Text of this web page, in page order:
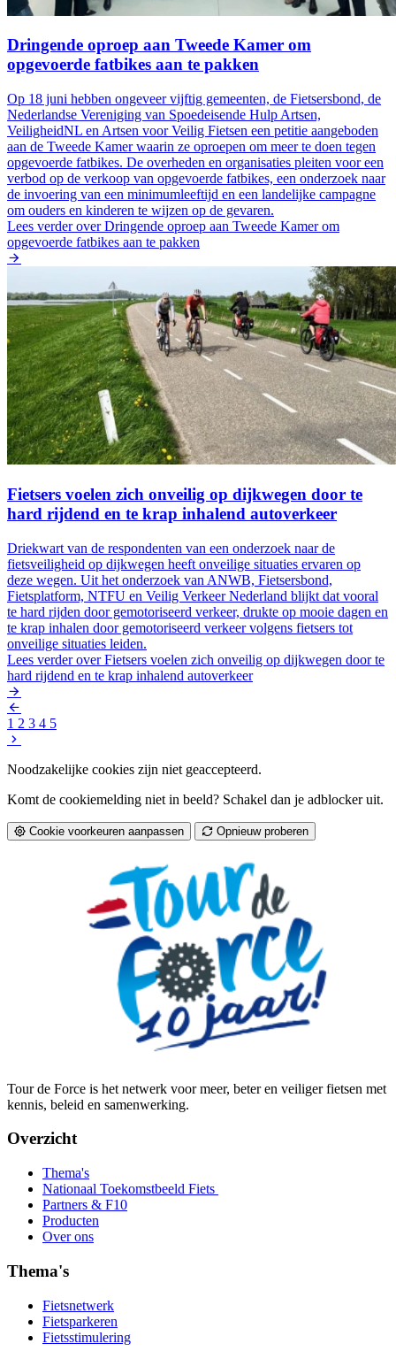
Dringende oproep aan Tweede Kamer om
opgevoerde fatbikes aan te pakken
Op 18 juni hebben ongeveer vijftig gemeenten, de Fietsersbond, de
Nederlandse Vereniging van Spoedeisende Hulp Artsen,
VeiligheidNL en Artsen voor Veilig Fietsen een petitie aangeboden
aan de Tweede Kamer waarin ze oproepen om meer te doen tegen
opgevoerde fatbikes. De overheden en organisaties pleiten voor een
verbod op de verkoop van opgevoerde fatbikes, een onderzoek naar
de invoering van een minimumleeftijd en een landelijke campagne
om ouders en kinderen te wijzen op de gevaren.
Lees verderover Dringende oproep aan Tweede Kamer om
opgevoerde fatbikes aan te pakken
Fietsers voelen zich onveilig op dijkwegen door te
hard rijdend en te krap inhalend autoverkeer
Driekwart van de respondenten van een onderzoek naar de
fietsveiligheid op dijkwegen heeft onveilige situaties ervaren op
deze wegen. Uit het onderzoek van ANWB, Fietsersbond,
Fietsplatform, NTFU en Veilig Verkeer Nederland blijkt dat vooral
te hard rijden door gemotoriseerd verkeer, drukte op mooie dagen en
te krap inhalen door gemotoriseerd verkeer volgens fietsers tot
onveilige situaties leiden.
Lees verderover Fietsers voelen zich onveilig op dijkwegen door te
hard rijdend en te krap inhalend autoverkeer
1 2 3 4 5
Noodzakelijke cookies zijn niet geaccepteerd.
Komt de cookiemelding niet in beeld? Schakel dan je adblocker uit.
Cookie voorkeuren aanpassen Opnieuw proberen
Tour de Force is het netwerk voor meer, beter en veiliger fietsen met
kennis, beleid en samenwerking.
Overzicht
Thema's
Nationaal Toekomstbeeld Fiets
Partners & F10
Producten
Over ons
Thema's
Fietsnetwerk
Fietsparkeren
Fietsstimulering